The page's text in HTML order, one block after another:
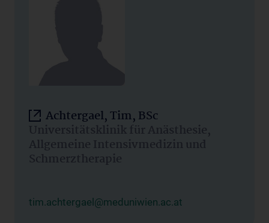
Achtergael, Tim, BSc
Universitätsklinik für Anästhesie,
Allgemeine Intensivmedizin und
Schmerztherapie
tim.achtergael@meduniwien.ac.at